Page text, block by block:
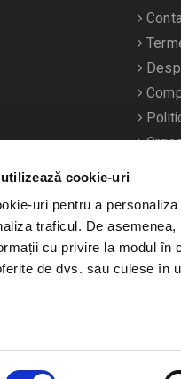
cookie-uri
uri pentru a
traficul. De
cu privire la modul în
de dvs. sau culese în